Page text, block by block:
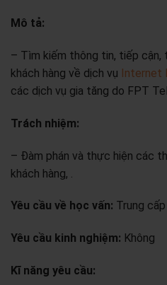
Mô tả:
– Tìm kiếm thông tin, tiếp cận,
khách hàng về dịch vụ Internet
các dịch vụ gia tăng do FPT
Trách nhiệm:
– Đàm phán và thực hiện các
khách hàng, .
Yêu cầu về học vấn: Trung
Yêu cầu kinh nghiệm: Không
Kĩ năng yêu cầu: